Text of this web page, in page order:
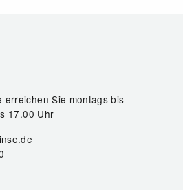
erreichen Sie montags bis
17.00 Uhr